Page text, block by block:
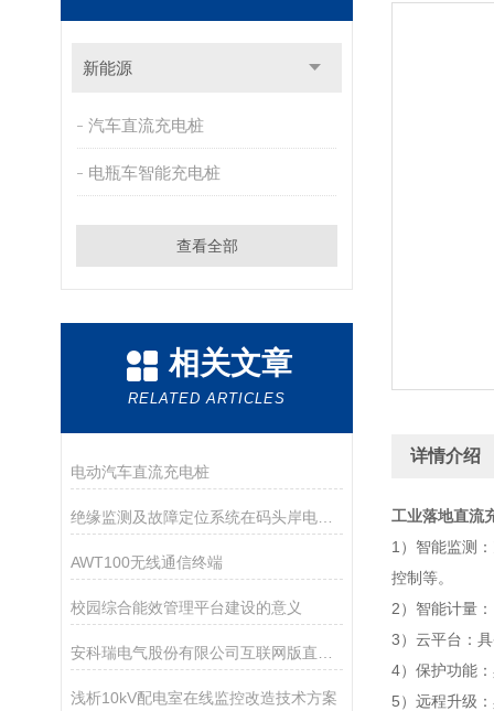
新能源
汽车直流充电桩
电瓶车智能充电桩
查看全部
相关文章
RELATED ARTICLES
电动汽车直流充电桩
绝缘监测及故障定位系统在码头岸电的应用案例
AWT100无线通信终端
校园综合能效管理平台建设的意义
浅析10kV配电室在线监控改造技术方案
详情介绍
工业落地直流
1）智能监测
控制等。
2）智能计量
3）云平台：
4）保护功能
5）远程升级